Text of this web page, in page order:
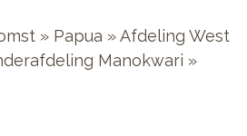
» Papua » Afdeling West
Manokwari »